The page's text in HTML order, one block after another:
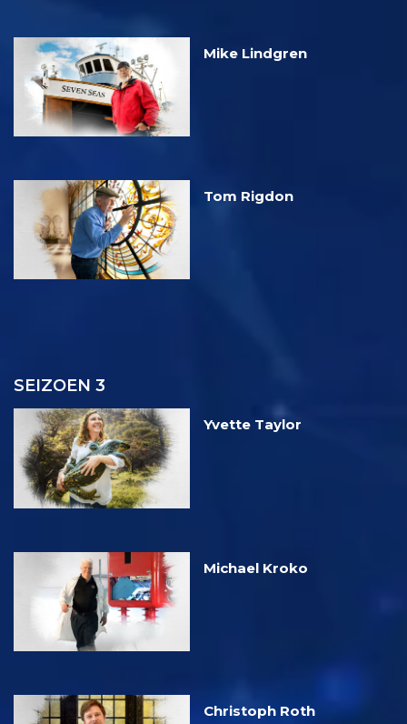
Mike Lindgren
Tom Rigdon
SEIZOEN 3
Yvette Taylor
Michael Kroko
Christoph Roth